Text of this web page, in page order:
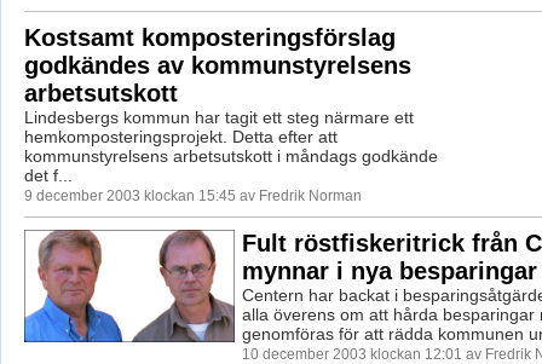
Kostsamt komposteringsförslag
godkändes av kommunstyrelsens
arbetsutskott
Lindesbergs kommun har tagit ett steg närmare ett
hemkomposteringsprojekt. Detta efter att
kommunstyrelsens arbetsutskott i måndags godkände
det f...
9 december 2003 klockan 15:45 av Fredrik Norman
Fult röstfiskeritrick från
mynnar i nya besparingar
Centern har backat i
alla överens om att hårda besparingar
genomföras för att rädda kommunen
10 december 2003 klockan 12:01 av Fredrik